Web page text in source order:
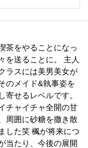
茶をやることになっ
を送ることに。 主人
ラスには美男美女が
のメイド&執事姿を
寄せるレベルです。
チャイチャ全開の甘
周囲に砂糖を撒き散
した笑 楓が将来につ
当たり、今後の展開